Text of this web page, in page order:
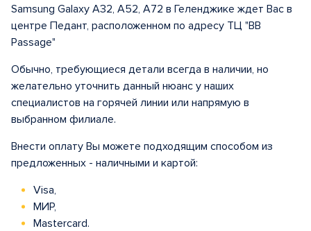
Samsung Galaxy A32, A52, A72 в Геленджике ждет Вас в
центре Педант, расположенном по адресу ТЦ "BB
Passage"
Обычно, требующиеся детали всегда в наличии, но
желательно уточнить данный нюанс у наших
специалистов на горячей линии или напрямую в
выбранном филиале.
Внести оплату Вы можете подходящим способом из
предложенных - наличными и картой:
Visa,
МИР,
Mastercard.